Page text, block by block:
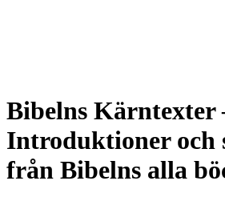
Bibelns Kärntexter
Introduktioner och
från Bibelns alla